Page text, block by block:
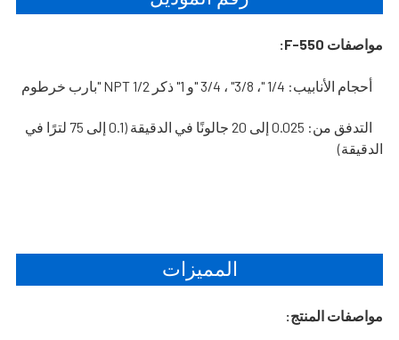
مواصفات F-550:
أحجام الأنابيب: 1/4 "، 3/8" ، 3/4 "و 1" ذكر NPT 1/2 "بارب خرطوم
التدفق من: 0.025 إلى 20 جالونًا في الدقيقة (0.1 إلى 75 لترًا في
الدقيقة)
المميزات
مواصفات المنتج: